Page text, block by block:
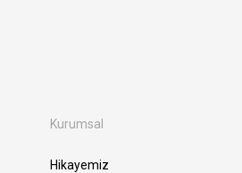
Kurumsal
Hikayemiz